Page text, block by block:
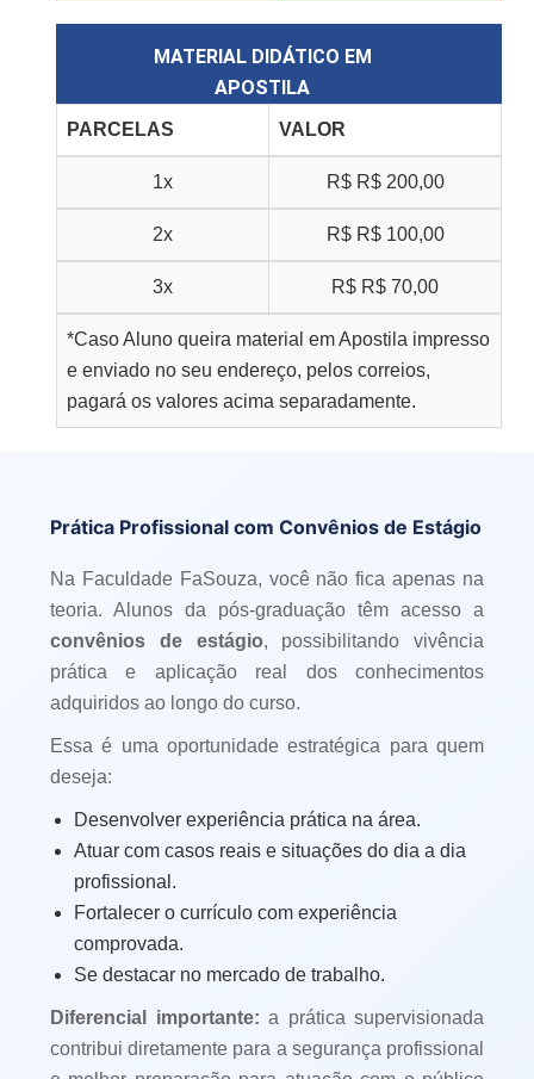
MATERIAL DIDÁTICO EM
APOSTILA
PARCELAS VALOR
1x R$ R$ 200,00
2x R$ R$ 100,00
3x R$ R$ 70,00
*Caso Aluno queira material em Apostila impresso
e enviado no seu endereço, pelos correios,
pagará os valores acima separadamente.
Prática Profissional com Convênios de Estágio
Na Faculdade FaSouza, você não fica apenas na
teoria. Alunos da pós-graduação têm acesso a
convênios de estágio, possibilitando vivência
prática e aplicação real dos conhecimentos
adquiridos ao longo do curso.
Essa é uma oportunidade estratégica para quem
deseja:
Desenvolver experiência prática na área.
Atuar com casos reais e situações do dia a dia
profissional.
Fortalecer o currículo com experiência
comprovada.
Se destacar no mercado de trabalho.
Diferencial importante: a prática supervisionada
contribui diretamente para a segurança profissional